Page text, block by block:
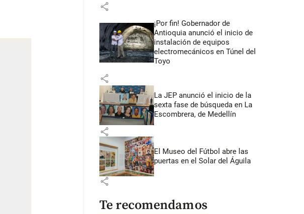
share
¡Por fin! Gobernador de
Antioquia anunció el inicio de
instalación de equipos
electromecánicos en Túnel del
Toyo
share
La JEP anunció el inicio de la
sexta fase de búsqueda en La
Escombrera, de Medellín
share
El Museo del Fútbol abre las
puertas en el Solar del Águila
share
Te recomendamos